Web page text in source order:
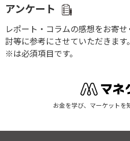
アンケート
レポート・コラムの感想をお寄
討等に参考にさせていただきます。
※は必須項目です。
お金を学び、マーケットを